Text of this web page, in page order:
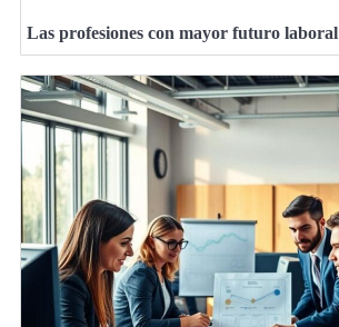
Las profesiones con mayor futuro laboral